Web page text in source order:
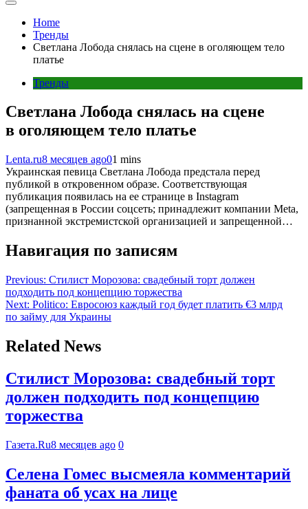
Home
Тренды
Светлана Лобода снялась на сцене в оголяющем тело
платье
Тренды
Светлана Лобода снялась на сцене
в оголяющем тело платье
Lenta.ru8 месяцев ago01 mins
Украинская певица Светлана Лобода предстала перед
публикой в откровенном образе. Соответствующая
публикация появилась на ее странице в Instagram
(запрещенная в России соцсеть; принадлежит компании Meta,
признанной экстремистской организацией и запрещенной…
Навигация по записям
Previous: Стилист Морозова: свадебный торт должен
подходить под концепцию торжества
Next: Politico: Евросоюз каждый год будет платить €3 млрд
по займу для Украины
Related News
Стилист Морозова: свадебный торт
должен подходить под концепцию
торжества
Газета.Ru8 месяцев ago 0
Селена Гомес высмеяла комментарий
фаната об усах на лице